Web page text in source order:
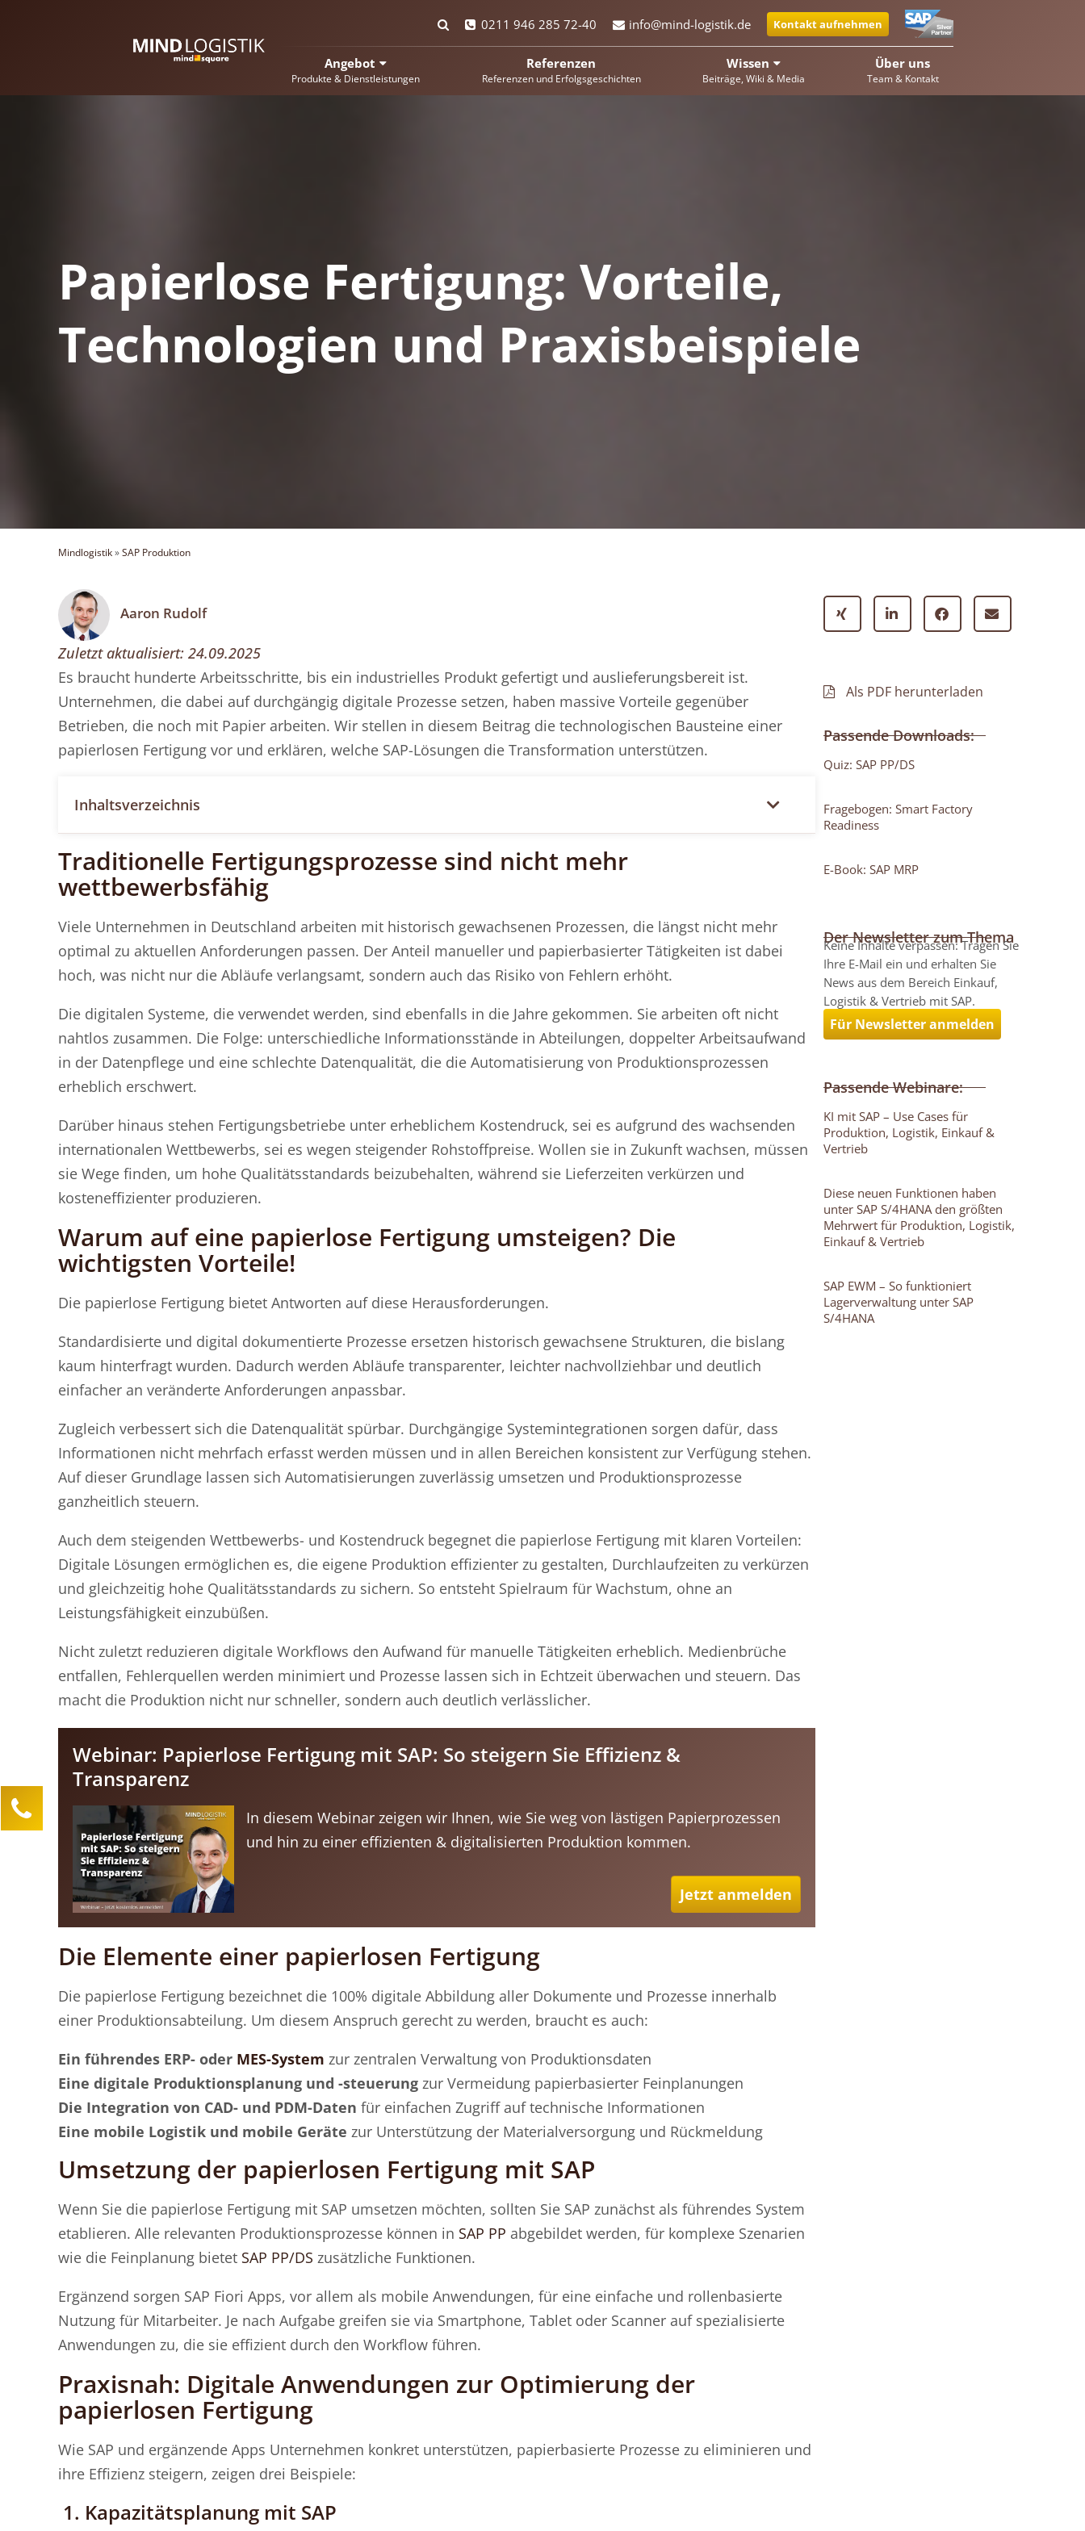
0211 946 285 72-40 info@mind-logistik.de Kontakt aufnehmen
Angebot
Produkte & Dienstleistungen
Referenzen
Referenzen und Erfolgsgeschichten
Wissen
Beiträge, Wiki & Media
Über uns
Team & Kontakt
Papierlose Fertigung: Vorteile,
Technologien und Praxisbeispiele
Mindlogistik»SAP Produktion
Aaron Rudolf
Zuletzt aktualisiert: 24.09.2025
Es braucht hunderte Arbeitsschritte, bis ein industrielles Produkt gefertigt und auslieferungsbereit ist.
Unternehmen, die dabei auf durchgängig digitale Prozesse setzen, haben massive Vorteile gegenüber
Betrieben, die noch mit Papier arbeiten. Wir stellen in diesem Beitrag die technologischen Bausteine einer
papierlosen Fertigung vor und erklären, welche SAP-Lösungen die Transformation unterstützen.
Inhaltsverzeichnis
Traditionelle Fertigungsprozesse sind nicht mehr
wettbewerbsfähig
Viele Unternehmen in Deutschland arbeiten mit historisch gewachsenen Prozessen, die längst nicht mehr
optimal zu aktuellen Anforderungen passen. Der Anteil manueller und papierbasierter Tätigkeiten ist dabei
hoch, was nicht nur die Abläufe verlangsamt, sondern auch das Risiko von Fehlern erhöht.
Die digitalen Systeme, die verwendet werden, sind ebenfalls in die Jahre gekommen. Sie arbeiten oft nicht
nahtlos zusammen. Die Folge: unterschiedliche Informationsstände in Abteilungen, doppelter Arbeitsaufwand
in der Datenpflege und eine schlechte Datenqualität, die die Automatisierung von Produktionsprozessen
erheblich erschwert.
Darüber hinaus stehen Fertigungsbetriebe unter erheblichem Kostendruck, sei es aufgrund des wachsenden
internationalen Wettbewerbs, sei es wegen steigender Rohstoffpreise. Wollen sie in Zukunft wachsen, müssen
sie Wege finden, um hohe Qualitätsstandards beizubehalten, während sie Lieferzeiten verkürzen und
kosteneffizienter produzieren.
Warum auf eine papierlose Fertigung umsteigen? Die
wichtigsten Vorteile!
Die papierlose Fertigung bietet Antworten auf diese Herausforderungen.
Standardisierte und digital dokumentierte Prozesse ersetzen historisch gewachsene Strukturen, die bislang
kaum hinterfragt wurden. Dadurch werden Abläufe transparenter, leichter nachvollziehbar und deutlich
einfacher an veränderte Anforderungen anpassbar.
Zugleich verbessert sich die Datenqualität spürbar. Durchgängige Systemintegrationen sorgen dafür, dass
Informationen nicht mehrfach erfasst werden müssen und in allen Bereichen konsistent zur Verfügung stehen.
Auf dieser Grundlage lassen sich Automatisierungen zuverlässig umsetzen und Produktionsprozesse
ganzheitlich steuern.
Auch dem steigenden Wettbewerbs- und Kostendruck begegnet die papierlose Fertigung mit klaren Vorteilen:
Digitale Lösungen ermöglichen es, die eigene Produktion effizienter zu gestalten, Durchlaufzeiten zu verkürzen
und gleichzeitig hohe Qualitätsstandards zu sichern. So entsteht Spielraum für Wachstum, ohne an
Leistungsfähigkeit einzubüßen.
Nicht zuletzt reduzieren digitale Workflows den Aufwand für manuelle Tätigkeiten erheblich. Medienbrüche
entfallen, Fehlerquellen werden minimiert und Prozesse lassen sich in Echtzeit überwachen und steuern. Das
macht die Produktion nicht nur schneller, sondern auch deutlich verlässlicher.
Webinar: Papierlose Fertigung mit SAP: So steigern Sie Effizienz &
Transparenz
In diesem Webinar zeigen wir Ihnen, wie Sie weg von lästigen Papierprozessen
und hin zu einer effizienten & digitalisierten Produktion kommen.
Jetzt anmelden
Die Elemente einer papierlosen Fertigung
Die papierlose Fertigung bezeichnet die 100% digitale Abbildung aller Dokumente und Prozesse innerhalb
einer Produktionsabteilung. Um diesem Anspruch gerecht zu werden, braucht es auch:
Ein führendes ERP- oder MES-System zur zentralen Verwaltung von Produktionsdaten
Eine digitale Produktionsplanung und -steuerung zur Vermeidung papierbasierter Feinplanungen
Die Integration von CAD- und PDM-Daten für einfachen Zugriff auf technische Informationen
Eine mobile Logistik und mobile Geräte zur Unterstützung der Materialversorgung und Rückmeldung
Umsetzung der papierlosen Fertigung mit SAP
Wenn Sie die papierlose Fertigung mit SAP umsetzen möchten, sollten Sie SAP zunächst als führendes System
etablieren. Alle relevanten Produktionsprozesse können in SAP PP abgebildet werden, für komplexe Szenarien
wie die Feinplanung bietet SAP PP/DS zusätzliche Funktionen.
Ergänzend sorgen SAP Fiori Apps, vor allem als mobile Anwendungen, für eine einfache und rollenbasierte
Nutzung für Mitarbeiter. Je nach Aufgabe greifen sie via Smartphone, Tablet oder Scanner auf spezialisierte
Anwendungen zu, die sie effizient durch den Workflow führen.
Praxisnah: Digitale Anwendungen zur Optimierung der
papierlosen Fertigung
Wie SAP und ergänzende Apps Unternehmen konkret unterstützen, papierbasierte Prozesse zu eliminieren und
ihre Effizienz steigern, zeigen drei Beispiele:
1. Kapazitätsplanung mit SAP
Als PDF herunterladen
Passende Downloads:
Quiz: SAP PP/DS
Fragebogen: Smart Factory
Readiness
E-Book: SAP MRP
Der Newsletter zum Thema
Keine Inhalte verpassen: Tragen Sie
Ihre E-Mail ein und erhalten Sie
News aus dem Bereich Einkauf,
Logistik & Vertrieb mit SAP.
Für Newsletter anmelden
Passende Webinare:
KI mit SAP – Use Cases für
Produktion, Logistik, Einkauf &
Vertrieb
Diese neuen Funktionen haben
unter SAP S/4HANA den größten
Mehrwert für Produktion, Logistik,
Einkauf & Vertrieb
SAP EWM – So funktioniert
Lagerverwaltung unter SAP
S/4HANA
Kontaktieren Sie uns!
Lea Sittermann
Kundenservice
0211 946 285 72-40
lea.sittermann@mind-logistik.de